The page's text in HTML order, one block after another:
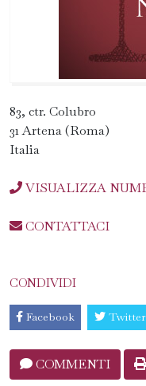
83, ctr. Colubro
31 Artena (Roma)
Italia
VISUALIZZA
CONTATTACI
CONDIVIDI
Facebook Twitter
COMMENTI